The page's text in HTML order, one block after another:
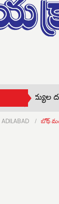
నకిలీ వైద్యుల
ADILABAD బోథ్